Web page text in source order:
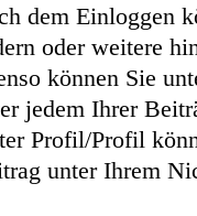
dem Einloggen
oder weitere
können Sie
jedem Ihrer
Profil/Profil
unter Ihrem